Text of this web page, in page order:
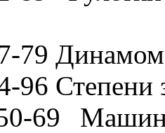
Степени
69